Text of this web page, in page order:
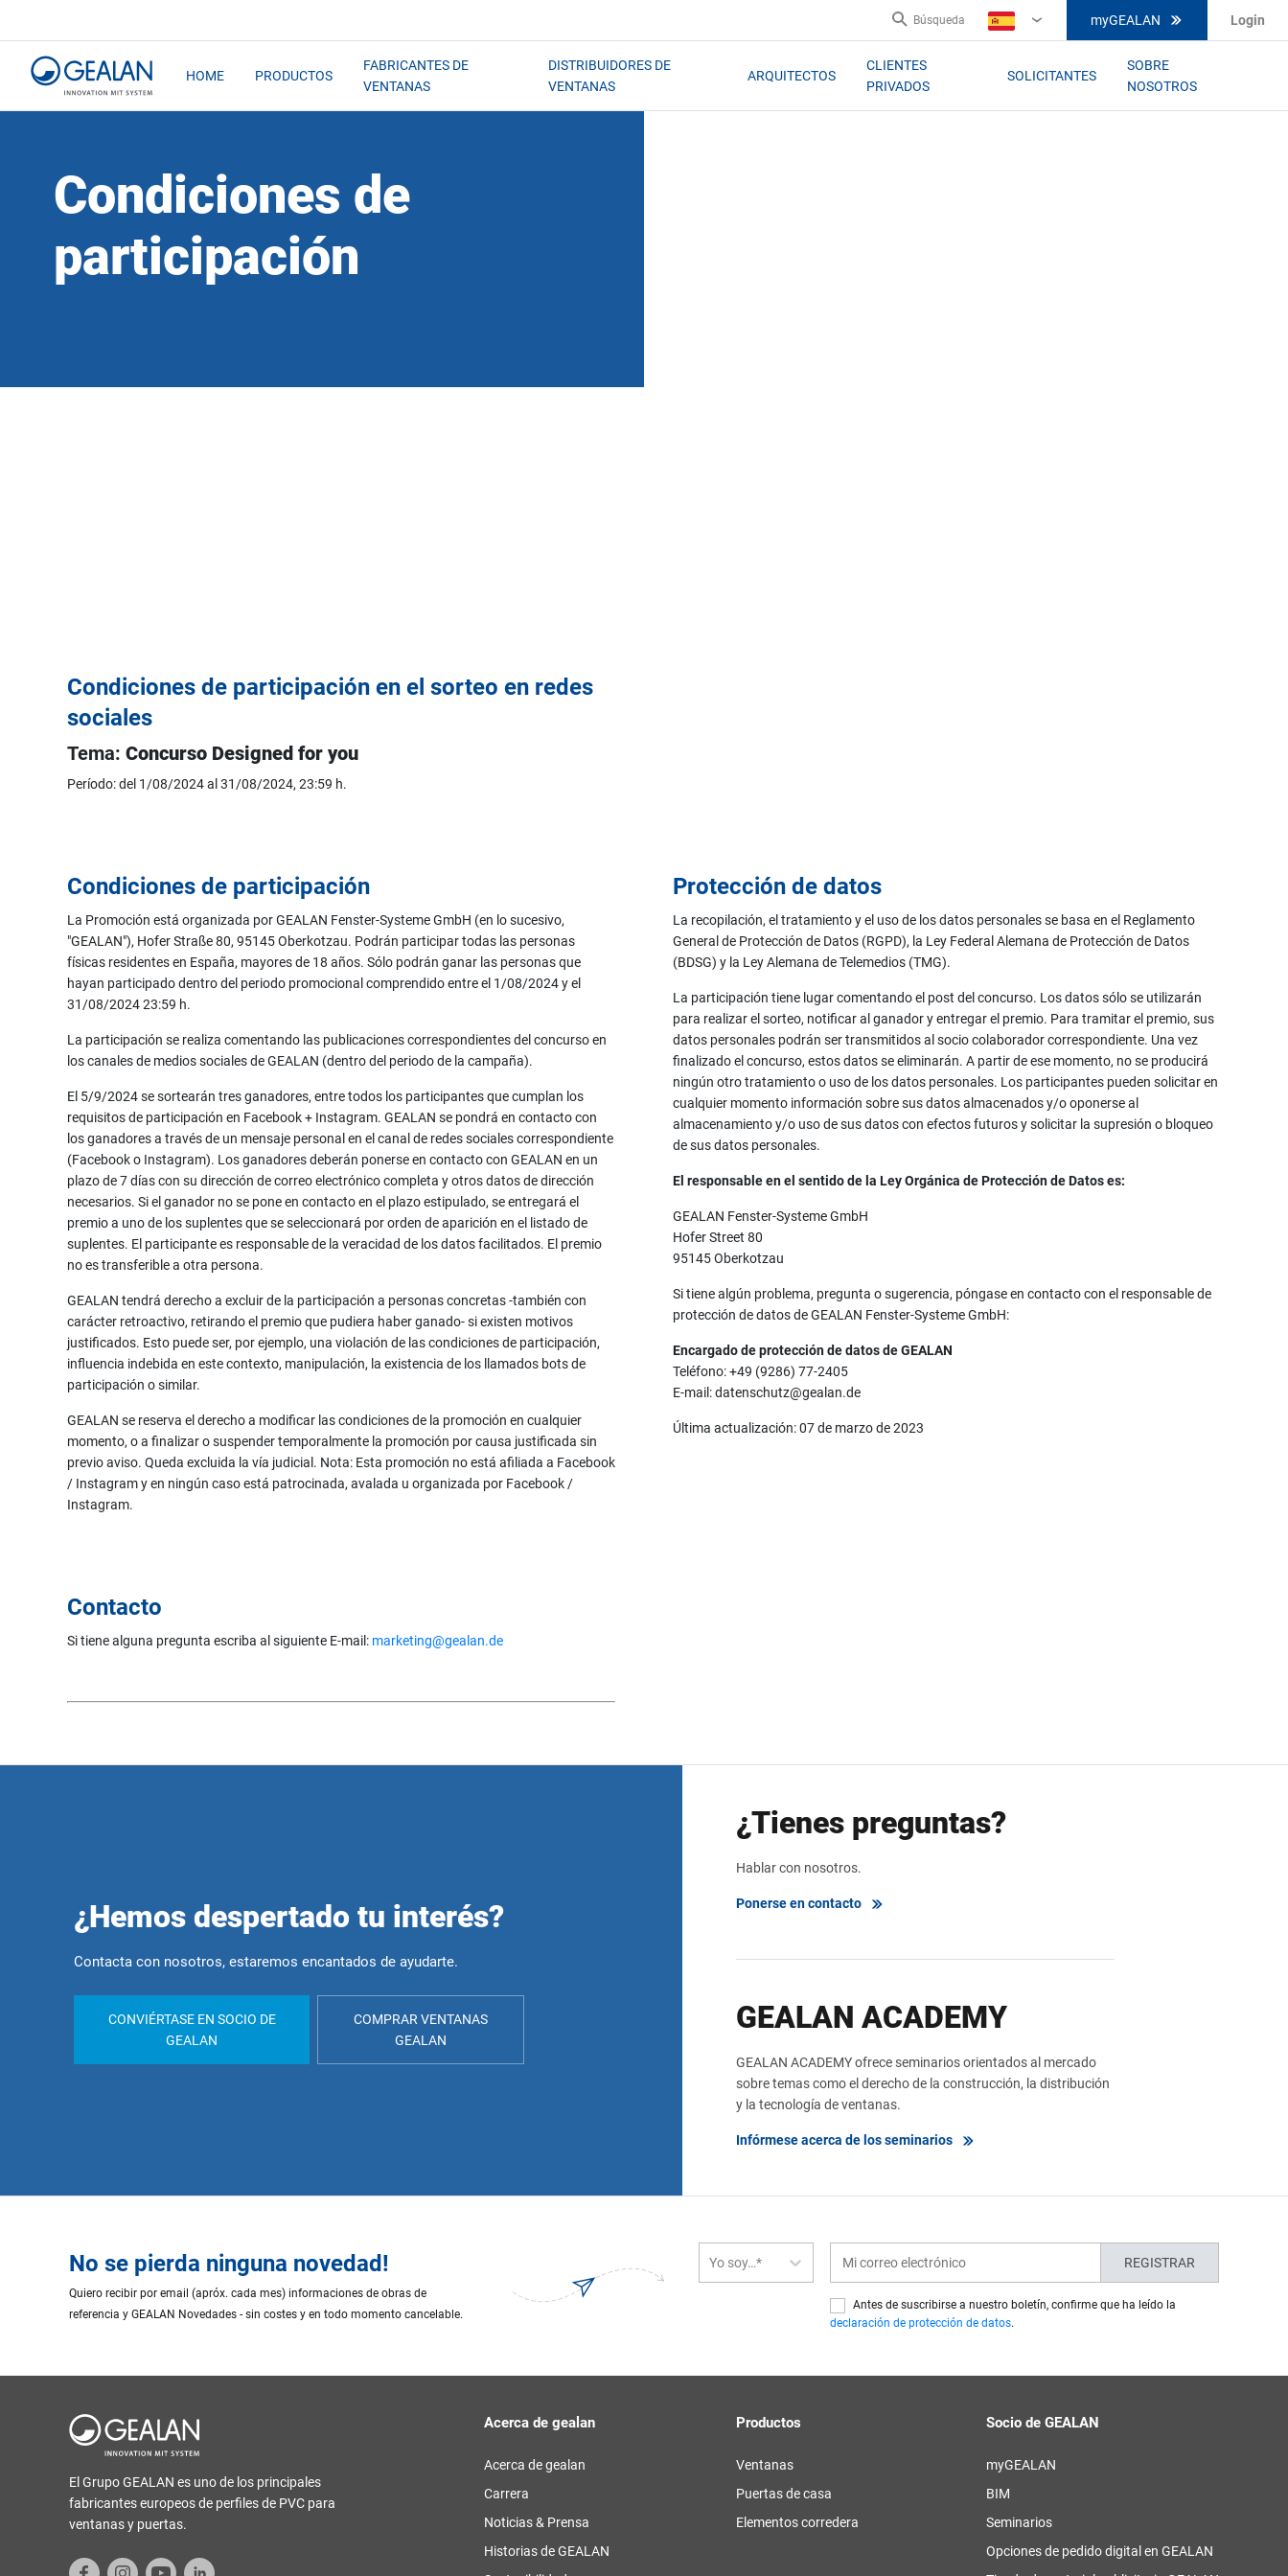
Búsqueda
ES
myGEALAN Login
HOME PRODUCTOS
FABRICANTES DE
VENTANAS
DISTRIBUIDORES DE
VENTANAS
ARQUITECTOS
CLIENTES
PRIVADOS
SOLICITANTES
SOBRE
NOSOTROS
Condiciones de
participación
Condiciones de participación en el sorteo en redes
sociales
Tema: Concurso Designed for you
Período: del 1/08/2024 al 31/08/2024, 23:59 h.
Condiciones de participación
La Promoción está organizada por GEALAN Fenster-Systeme GmbH (en lo sucesivo,
"GEALAN"), Hofer Straße 80, 95145 Oberkotzau. Podrán participar todas las personas
físicas residentes en España, mayores de 18 años. Sólo podrán ganar las personas que
hayan participado dentro del periodo promocional comprendido entre el 1/08/2024 y el
31/08/2024 23:59 h.
La participación se realiza comentando las publicaciones correspondientes del concurso en
los canales de medios sociales de GEALAN (dentro del periodo de la campaña).
El 5/9/2024 se sortearán tres ganadores, entre todos los participantes que cumplan los
requisitos de participación en Facebook + Instagram. GEALAN se pondrá en contacto con
los ganadores a través de un mensaje personal en el canal de redes sociales correspondiente
(Facebook o Instagram). Los ganadores deberán ponerse en contacto con GEALAN en un
plazo de 7 días con su dirección de correo electrónico completa y otros datos de dirección
necesarios. Si el ganador no se pone en contacto en el plazo estipulado, se entregará el
premio a uno de los suplentes que se seleccionará por orden de aparición en el listado de
suplentes. El participante es responsable de la veracidad de los datos facilitados. El premio
no es transferible a otra persona.
GEALAN tendrá derecho a excluir de la participación a personas concretas -también con
carácter retroactivo, retirando el premio que pudiera haber ganado- si existen motivos
justificados. Esto puede ser, por ejemplo, una violación de las condiciones de participación,
influencia indebida en este contexto, manipulación, la existencia de los llamados bots de
participación o similar.
GEALAN se reserva el derecho a modificar las condiciones de la promoción en cualquier
momento, o a finalizar o suspender temporalmente la promoción por causa justificada sin
previo aviso. Queda excluida la vía judicial. Nota: Esta promoción no está afiliada a Facebook
/ Instagram y en ningún caso está patrocinada, avalada u organizada por Facebook /
Instagram.
Protección de datos
La recopilación, el tratamiento y el uso de los datos personales se basa en el Reglamento
General de Protección de Datos (RGPD), la Ley Federal Alemana de Protección de Datos
(BDSG) y la Ley Alemana de Telemedios (TMG).
La participación tiene lugar comentando el post del concurso. Los datos sólo se utilizarán
para realizar el sorteo, notificar al ganador y entregar el premio. Para tramitar el premio, sus
datos personales podrán ser transmitidos al socio colaborador correspondiente. Una vez
finalizado el concurso, estos datos se eliminarán. A partir de ese momento, no se producirá
ningún otro tratamiento o uso de los datos personales. Los participantes pueden solicitar en
cualquier momento información sobre sus datos almacenados y/o oponerse al
almacenamiento y/o uso de sus datos con efectos futuros y solicitar la supresión o bloqueo
de sus datos personales.
El responsable en el sentido de la Ley Orgánica de Protección de Datos es:
GEALAN Fenster-Systeme GmbH
Hofer Street 80
95145 Oberkotzau
Si tiene algún problema, pregunta o sugerencia, póngase en contacto con el responsable de
protección de datos de GEALAN Fenster-Systeme GmbH:
Encargado de protección de datos de GEALAN
Teléfono: +49 (9286) 77-2405
E-mail: datenschutz@gealan.de
Última actualización: 07 de marzo de 2023
Contacto
Si tiene alguna pregunta escriba al siguiente E-mail: marketing@gealan.de
¿Hemos despertado tu interés?
Contacta con nosotros, estaremos encantados de ayudarte.
CONVIÉRTASE EN SOCIO DE
GEALAN
COMPRAR VENTANAS
GEALAN
¿Tienes preguntas?
Hablar con nosotros.
Ponerse en contacto
GEALAN ACADEMY
GEALAN ACADEMY ofrece seminarios orientados al mercado
sobre temas como el derecho de la construcción, la distribución
y la tecnología de ventanas.
Infórmese acerca de los seminarios
No se pierda ninguna novedad!
Quiero recibir por email (apróx. cada mes) informaciones de obras de
referencia y GEALAN Novedades - sin costes y en todo momento cancelable.
Yo soy…* REGISTRAR
Antes de suscribirse a nuestro boletín, confirme que ha leído la
declaración de protección de datos.
El Grupo GEALAN es uno de los principales
fabricantes europeos de perfiles de PVC para
ventanas y puertas.
Acerca de gealan
Acerca de gealan
Carrera
Noticias & Prensa
Historias de GEALAN
Productos
Ventanas
Puertas de casa
Elementos corredera
Socio de GEALAN
myGEALAN
BIM
Seminarios
Opciones de pedido digital en GEALAN